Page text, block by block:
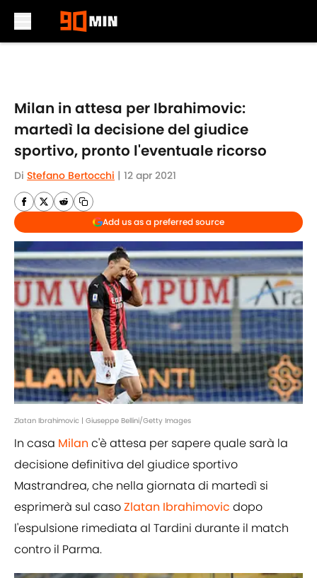
Milan in attesa per Ibrahimovic:
martedì la decisione del giudice
sportivo, pronto l'eventuale ricorso
Di Stefano Bertocchi | 12 apr 2021
Add us as a preferred source
Zlatan Ibrahimovic | Giuseppe Bellini/Getty Images
In casa Milan c'è attesa per sapere quale sarà la
decisione definitiva del giudice sportivo
Mastrandrea, che nella giornata di martedì si
esprimerà sul casoZlatan Ibrahimovic dopo
l'espulsione rimediata al Tardini durante il match
contro il Parma.